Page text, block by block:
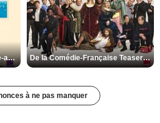
Les Matins merveilleux Bande-annonce VF De la Comédie-Française Teaser VF
à ne pas manquer